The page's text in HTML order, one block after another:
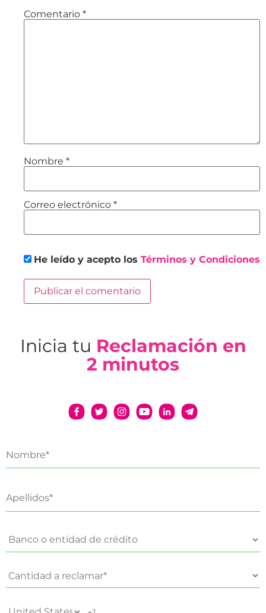
Comentario *
Nombre *
Correo electrónico *
He leído y acepto los Términos y Condiciones
Inicia tu Reclamación en
2 minutos